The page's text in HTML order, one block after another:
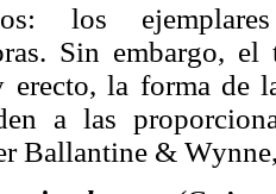
los
Sin embargo,
erecto, la forma de
a las
Ballantine &